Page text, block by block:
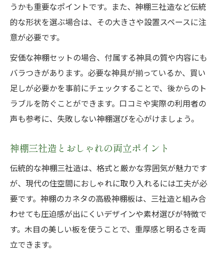
うかも重要なポイントです。また、神棚三社造など伝統
的な形状を選ぶ場合は、その大きさや設置スペースに注
意が必要です。
安価な神棚セットの場合、付属する神具の質や内容にも
バラつきがあります。必要な神具が揃っているか、買い
足しが必要かを事前にチェックすることで、後からのト
ラブルを防ぐことができます。口コミや実際の利用者の
声も参考に、失敗しない神棚選びを心がけましょう。
神棚三社造とおしゃれの両立ポイント
伝統的な神棚三社造は、格式と厳かな雰囲気が魅力です
が、現代の住空間におしゃれに取り入れるには工夫が必
要です。神棚のカネタの高級神棚板は、三社造と組み合
わせても圧迫感が出にくいデザインや素材選びが特徴で
す。木目の美しい板を使うことで、重厚感と明るさを両
立できます。